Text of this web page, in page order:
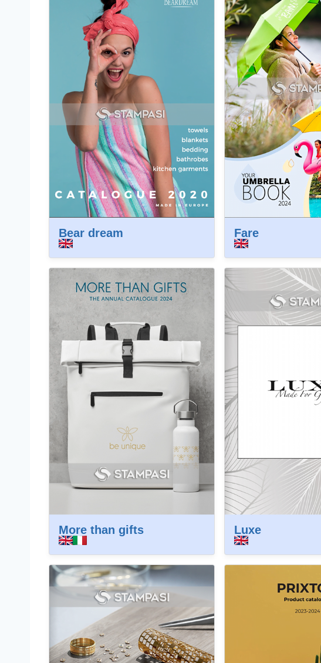
Bear dream Fare
More than gifts Luxe